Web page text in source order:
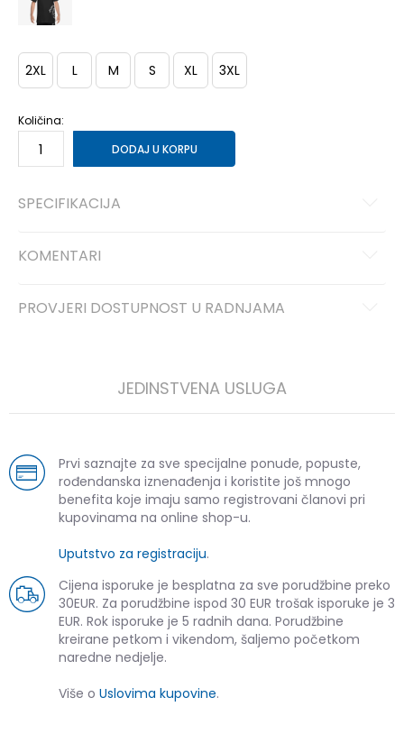
2XL L M S XL 3XL
Količina:
DODAJ U KORPU
SPECIFIKACIJA
KOMENTARI
PROVJERI DOSTUPNOST U RADNJAMA
JEDINSTVENA USLUGA
Prvi saznajte za sve specijalne ponude, popuste,
rođendanska iznenađenja i koristite još mnogo
benefita koje imaju samo registrovani članovi pri
kupovinama na online shop-u.
Uputstvo za registraciju.
Cijena isporuke je besplatna za sve porudžbine preko
30EUR. Za porudžbine ispod 30 EUR trošak isporuke je 3
EUR. Rok isporuke je 5 radnih dana. Porudžbine
kreirane petkom i vikendom, šaljemo početkom
naredne nedjelje.
Više o Uslovima kupovine.